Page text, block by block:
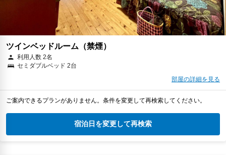
ツインベッドルーム（禁煙）
利用人数 2名
セミダブルベッド 2台
部屋の詳細を見る
ご案内できるプランがありません。条件を変更して再検索してください。
宿泊日を変更して再検索